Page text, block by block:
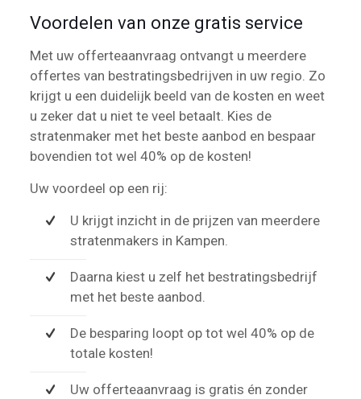
Voordelen van onze gratis service
Met uw offerteaanvraag ontvangt u meerdere
offertes van bestratingsbedrijven in uw regio. Zo
krijgt u een duidelijk beeld van de kosten en weet
u zeker dat u niet te veel betaalt. Kies de
stratenmaker met het beste aanbod en bespaar
bovendien tot wel 40% op de kosten!
Uw voordeel op een rij:
U krijgt inzicht in de prijzen van meerdere
stratenmakers in Kampen.
Daarna kiest u zelf het bestratingsbedrijf
met het beste aanbod.
De besparing loopt op tot wel 40% op de
totale kosten!
Uw offerteaanvraag is gratis én zonder